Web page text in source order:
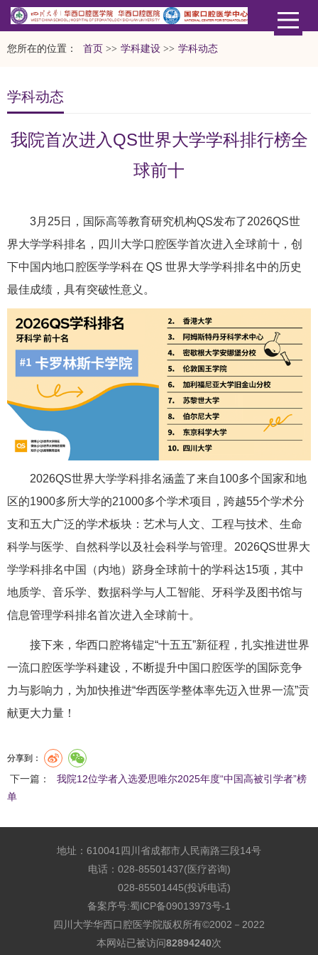
您所在的位置： 首页 >> 学科建设 >> 学科动态
学科动态
我院首次进入QS世界大学学科排行榜全
球前十
3月25日，国际高等教育研究机构QS发布了2026QS世
界大学学科排名，四川大学口腔医学首次进入全球前十，创
下中国内地口腔医学学科在 QS 世界大学学科排名中的历史
最佳成绩，具有突破性意义。
2026QS世界大学学科排名涵盖了来自100多个国家和地
区的1900多所大学的21000多个学术项目，跨越55个学术分
支和五大广泛的学术板块：艺术与人文、工程与技术、生命
科学与医学、自然科学以及社会科学与管理。2026QS世界大
学学科排名中国（内地）跻身全球前十的学科达15项，其中
地质学、音乐学、数据科学与人工智能、牙科学及图书馆与
信息管理学科排名首次进入全球前十。
接下来，华西口腔将锚定“十五五”新征程，扎实推进世界
一流口腔医学学科建设，不断提升中国口腔医学的国际竞争
力与影响力，为加快推进“华西医学整体率先迈入世界一流”贡
献更大力量！
分享到：
下一篇：
我院12位学者入选爱思唯尔2025年度“中国高被引学者”榜
单
地址：610041四川省成都市人民南路三段14号
电话：028-85501437(医疗咨询)
028-85501445(投诉电话)
备案序号:蜀ICP备09013973号-1
四川大学华西口腔医学院版权所有©2002－2022
本网站已被访问82894240次